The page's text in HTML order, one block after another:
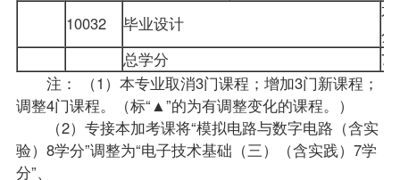
10032 毕业设计
总学分
注： （1）本专业取消3门课程；增加3门新课程；
调整4门课程。（标“▲”的为有调整变化的课程。）
（2）专接本加考课将“模拟电路与数字电路（含实
验）8学分”调整为“电子技术基础（三）（含实践）7学
分”、